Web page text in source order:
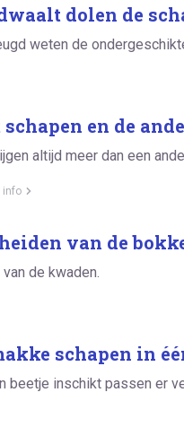
dolen de
weten de
schapen en de
altijd meer dan een
info
van de
de kwaden.
schapen in
beetje inschikt passen er